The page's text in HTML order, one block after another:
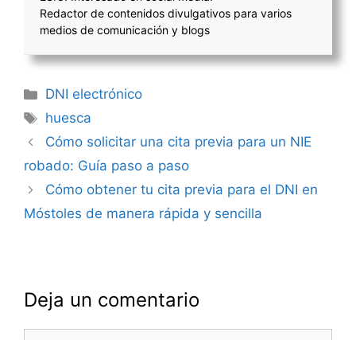
Redactor de contenidos divulgativos para varios
medios de comunicación y blogs
Categorías
DNI electrónico
Etiquetas
huesca
Navegación
de
Cómo solicitar una cita previa para un NIE
robado: Guía paso a paso
Cómo obtener tu cita previa para el DNI en
Móstoles de manera rápida y sencilla
Deja un comentario